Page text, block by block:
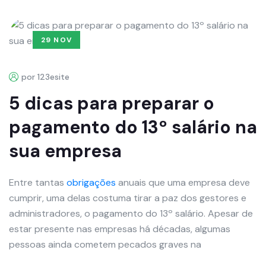
29 NOV
por 123esite
5 dicas para preparar o
pagamento do 13º salário na
sua empresa
Entre tantas obrigações anuais que uma empresa deve
cumprir, uma delas costuma tirar a paz dos gestores e
administradores, o pagamento do 13º salário. Apesar de
estar presente nas empresas há décadas, algumas
pessoas ainda cometem pecados graves na